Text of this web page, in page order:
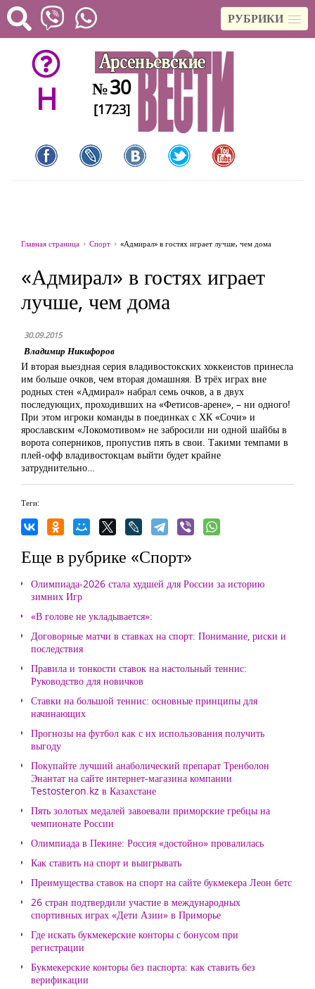
РУБРИКИ
H №30
[1723]
Главная страница Спорт «Адмирал» в гостях играет лучше, чем дома
«Адмирал» в гостях играет
лучше, чем дома
30.09.2015
Владимир Никифоров
И вторая выездная серия владивостокских хоккеистов принесла
им больше очков, чем вторая домашняя. В трёх играх вне
родных стен «Адмирал» набрал семь очков, а в двух
последующих, проходивших на «Фетисов-арене», – ни одного!
При этом игроки команды в поединках с ХК «Сочи» и
ярославским «Локомотивом» не забросили ни одной шайбы в
ворота соперников, пропустив пять в свои. Такими темпами в
плей-офф владивостокцам выйти будет крайне
затруднительно…
Теги:
Еще в рубрике «Спорт»
Олимпиада-2026 стала худшей для России за историю
зимних Игр
«В голове не укладывается»:
Договорные матчи в ставках на спорт: Понимание, риски и
последствия
Правила и тонкости ставок на настольный теннис:
Руководство для новичков
Ставки на большой теннис: основные принципы для
начинающих
Прогнозы на футбол как с их использования получить
выгоду
Покупайте лучший анаболический препарат Тренболон
Энантат на сайте интернет-магазина компании
Testosteron.kz в Казахстане
Пять золотых медалей завоевали приморские гребцы на
чемпионате России
Олимпиада в Пекине: Россия «достойно» провалилась
Как ставить на спорт и выигрывать
Преимущества ставок на спорт на сайте букмекера Леон бетс
26 стран подтвердили участие в международных
спортивных играх «Дети Азии» в Приморье
Где искать букмекерские конторы с бонусом при
регистрации
Букмекерские конторы без паспорта: как ставить без
верификации